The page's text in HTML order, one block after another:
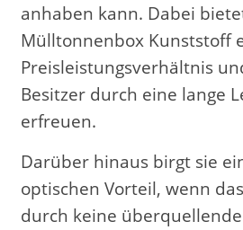
anhaben kann. Dabei
Mülltonnenbox Kunststoff
Preisleistungsverhältnis
Besitzer durch eine lange
erfreuen.
Darüber hinaus birgt sie
optischen Vorteil, wenn
durch keine